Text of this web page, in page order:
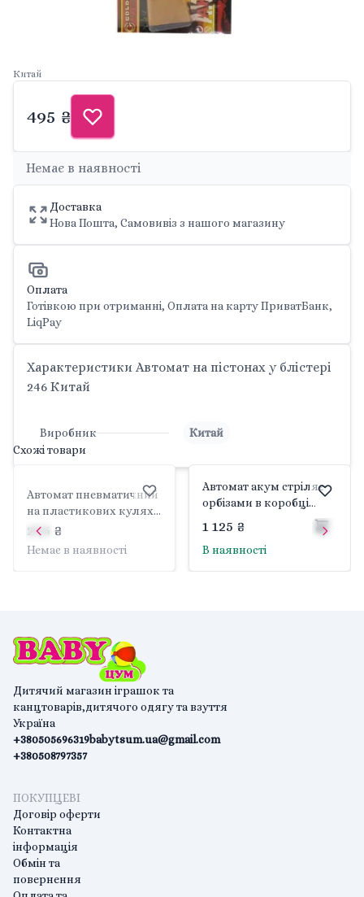
Китай
495 ₴
Немає в наявності
Доставка
Нова Пошта, Самовивіз з нашого магазину
Оплата
Готівкою при отриманні, Оплата на карту ПриватБанк,
LiqPay
Характеристики Автомат на пістонах у блістері
246 Китай
Виробник
Китай
Схожі товари
Автомат пневматичний
на пластикових кулях
у пакеті 29*14*3см 306-2
Китай
205 ₴
Немає в наявності
Автомат акум стріляє
орбізами в коробці
44*24*6,5см 670-1 Китай
1 125 ₴
В наявності
Дитячий магазин іграшок та
канцтоварів,дитячого одягу та взуття
Україна
+380505696319
+380508797357
babytsum.ua@gmail.com
ПОКУПЦЕВІ
Договір оферти
Контактна
інформація
Обмін та
повернення